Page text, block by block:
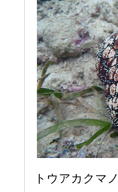
トウアカクマ